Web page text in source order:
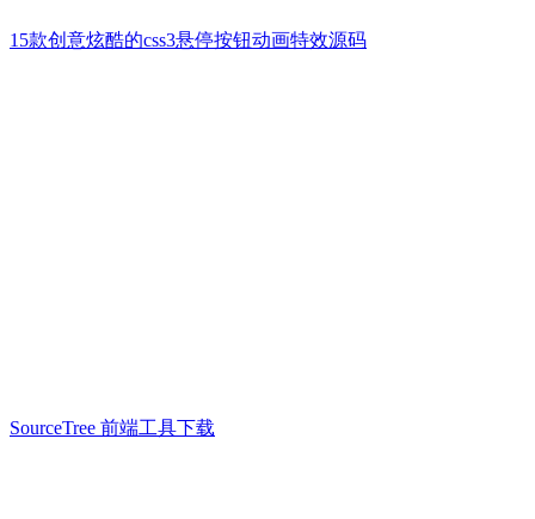
15款创意炫酷的css3悬停按钮动画特效源码
SourceTree 前端工具下载